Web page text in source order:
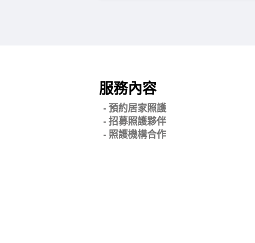
服務內容
- 預約居家照護
- 招募照護夥伴
- 照護機構合作